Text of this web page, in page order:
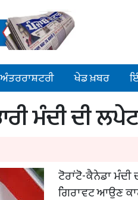
ਅੰਤਰਰਾਸ਼ਟਰੀ ਖੇਡ ਖ਼ਬਰ
ਮੰਦੀ ਦੀ
ਟੋਰਾਂਟੋ-ਕੈਨੇਡਾ ਮੰਦੀ
ਗਿਰਾਵਟ ਆਉਣ